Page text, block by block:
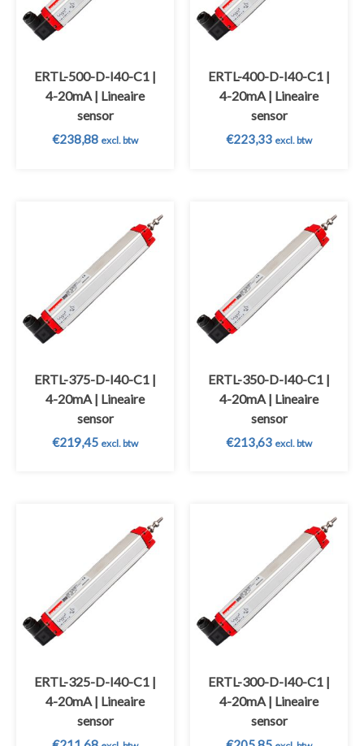
ERTL-500-D-I40-C1 |
4-20mA | Lineaire
sensor
€238,88 excl. btw
ERTL-400-D-I40-C1 |
4-20mA | Lineaire
sensor
€223,33 excl. btw
ERTL-375-D-I40-C1 |
4-20mA | Lineaire
sensor
€219,45 excl. btw
ERTL-350-D-I40-C1 |
4-20mA | Lineaire
sensor
€213,63 excl. btw
ERTL-325-D-I40-C1 |
4-20mA | Lineaire
sensor
ERTL-300-D-I40-C1 |
4-20mA | Lineaire
sensor